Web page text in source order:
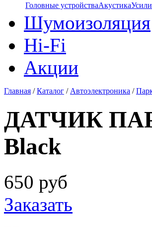
Головные устройстваАкустика
Шумоизоляция
Hi-Fi
Акции
Главная /Каталог / Автоэлектроника /
ДАТЧИК
Black
650 руб
Заказать